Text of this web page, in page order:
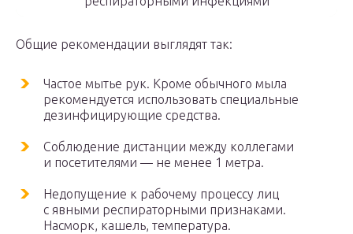
Общие рекомендации выглядят так:
Частое мытье рук. Кроме обычного мыла
рекомендуется использовать специальные
дезинфицирующие средства.
Соблюдение дистанции между коллегами
и посетителями — не менее 1 метра.
Недопущение к рабочему процессу лиц
с явными респираторными признаками.
Насморк, кашель, температура.